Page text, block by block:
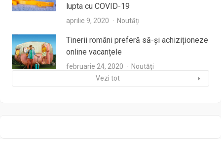
lupta cu COVID-19
aprilie 9, 2020 Noutăți
Tinerii români preferă să-și achiziționeze
online vacanțele
februarie 24, 2020
Noutăți
Vezi tot